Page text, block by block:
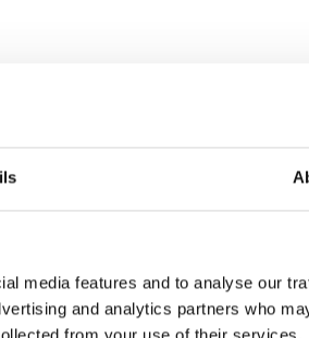
media features and to analyse our
and analytics partners who